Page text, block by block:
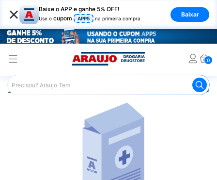
× Baixe o APP e ganhe 5% OFF!
Use o cupom APP5 na primeira compra
Baixar
0
Araujo Medicamentos Remédio